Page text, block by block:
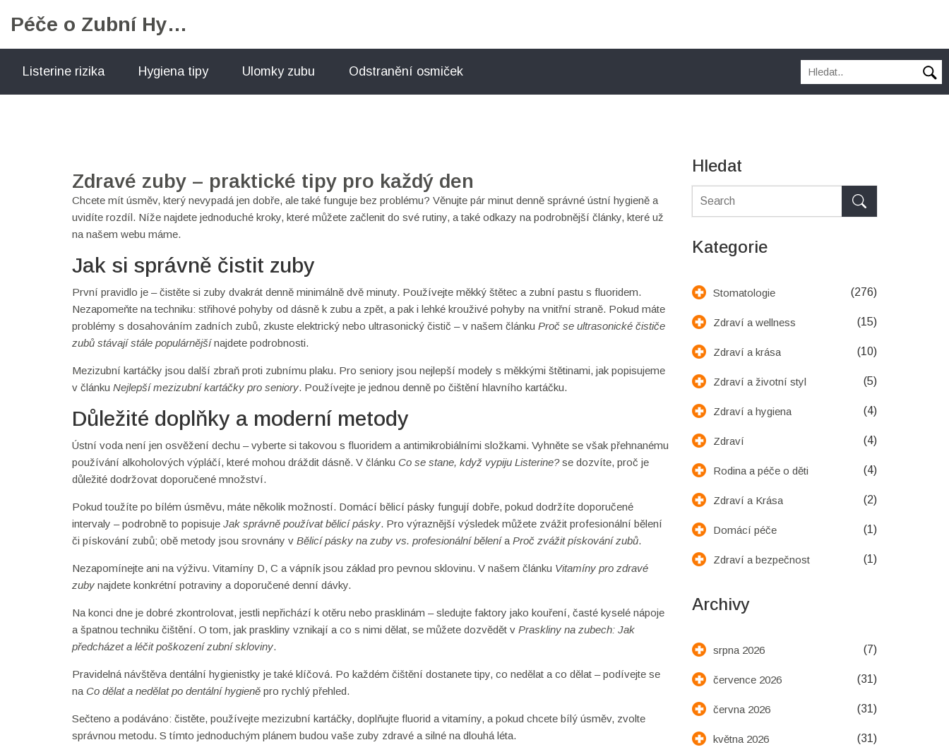
Péče o Zubní Hygienu
Listerine rizika Hygiena tipy Ulomky zubu Odstranění osmiček
Zdravé zuby – praktické tipy pro každý den
Chcete mít úsměv, který nevypadá jen dobře, ale také funguje bez problému? Věnujte pár minut denně správné ústní hygieně a
uvidíte rozdíl. Níže najdete jednoduché kroky, které můžete začlenit do své rutiny, a také odkazy na podrobnější články, které už
na našem webu máme.
Jak si správně čistit zuby
První pravidlo je – čistěte si zuby dvakrát denně minimálně dvě minuty. Používejte měkký štětec a zubní pastu s fluoridem.
Nezapomeňte na techniku: střihové pohyby od dásně k zubu a zpět, a pak i lehké krouživé pohyby na vnitřní straně. Pokud máte
problémy s dosahováním zadních zubů, zkuste elektrický nebo ultrasonický čistič – v našem článku Proč se ultrasonické čističe
zubů stávají stále populárnějšínajdete podrobnosti.
Mezizubní kartáčky jsou další zbraň proti zubnímu plaku. Pro seniory jsou nejlepší modely s měkkými štětinami, jak popisujeme
v článku Nejlepší mezizubní kartáčky pro seniory. Používejte je jednou denně po čištění hlavního kartáčku.
Důležité doplňky a moderní metody
Ústní voda není jen osvěžení dechu – vyberte si takovou s fluoridem a antimikrobiálními složkami. Vyhněte se však přehnanému
používání alkoholových výpláčí, které mohou dráždit dásně. V článku Co se stane, když vypiju Listerine?se dozvíte, proč je
důležité dodržovat doporučené množství.
Pokud toužíte po bílém úsměvu, máte několik možností. Domácí bělicí pásky fungují dobře, pokud dodržíte doporučené
intervaly – podrobně to popisuje Jak správně používat bělicí pásky. Pro výraznější výsledek můžete zvážit profesionální bělení
či pískování zubů; obě metody jsou srovnány v Bělicí pásky na zuby vs. profesionální bělenía Proč zvážit pískování zubů.
Nezapomínejte ani na výživu. Vitamíny D, C a vápník jsou základ pro pevnou sklovinu. V našem článku Vitamíny pro zdravé
zuby najdete konkrétní potraviny a doporučené denní dávky.
Na konci dne je dobré zkontrolovat, jestli nepřichází k otěru nebo prasklinám – sledujte faktory jako kouření, časté kyselé nápoje
a špatnou techniku čištění. O tom, jak praskliny vznikají a co s nimi dělat, se můžete dozvědět v Praskliny na zubech: Jak
předcházet a léčit poškození zubní skloviny.
Pravidelná návštěva dentální hygienistky je také klíčová. Po každém čištění dostanete tipy, co nedělat a co dělat – podívejte se
na Co dělat a nedělat po dentální hygieně pro rychlý přehled.
Sečteno a podáváno: čistěte, používejte mezizubní kartáčky, doplňujte fluorid a vitamíny, a pokud chcete bílý úsměv, zvolte
správnou metodu. S tímto jednoduchým plánem budou vaše zuby zdravé a silné na dlouhá léta.
Hledat
Kategorie
Stomatologie (276)
Zdraví a wellness (15)
Zdraví a krása (10)
Zdraví a životní styl (5)
Zdraví a hygiena (4)
Zdraví (4)
Rodina a péče o děti (4)
Zdraví a Krása (2)
Domácí péče (1)
Zdraví a bezpečnost (1)
Archivy
srpna 2026 (7)
července 2026 (31)
června 2026 (31)
května 2026 (31)